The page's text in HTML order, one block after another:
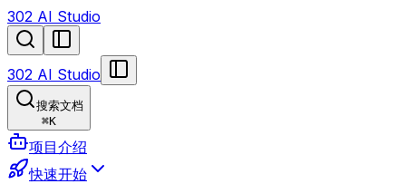
302 AI Studio
302 AI Studio
搜索文档
⌘K
项目介绍
快速开始